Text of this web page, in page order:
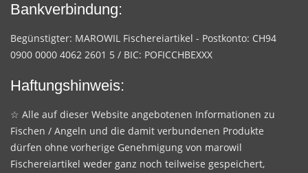
Bankverbindung:
Begünstigter: MAROWIL Fischereiartikel - Postkonto: CH94
0900 0000 4062 2601 5 / BIC: POFICCHBEXXX
Haftungshinweis:
☆ Alle auf dieser Website angebotenen Informationen zu
Fischen / Angeln und die damit verbundenen Produkte
dürfen ohne vorherige Genehmigung von marowil
Fischereiartikel weder ganz noch teilweise gespeichert,